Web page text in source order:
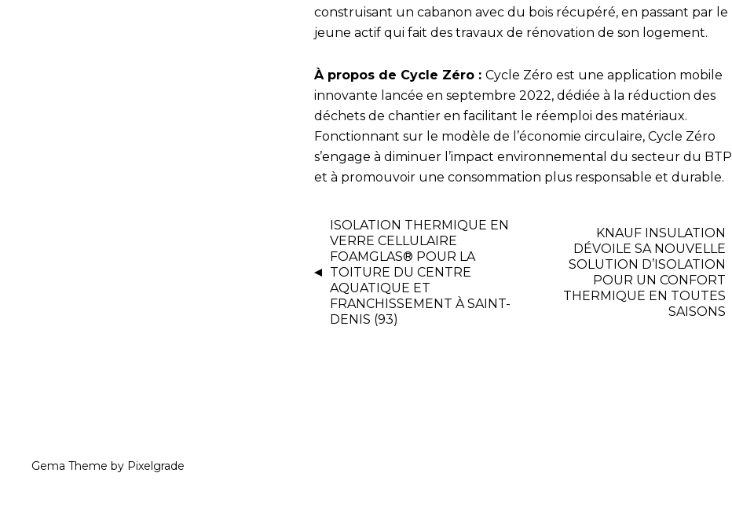
construisant un cabanon avec du bois récupéré, en passant par le
jeune actif qui fait des travaux de rénovation de son logement.
À propos de Cycle Zéro : Cycle Zéro est une application mobile
innovante lancée en septembre 2022, dédiée à la réduction des
déchets de chantier en facilitant le réemploi des matériaux.
Fonctionnant sur le modèle de l’économie circulaire, Cycle Zéro
s’engage à diminuer l’impact environnemental du secteur du BTP
et à promouvoir une consommation plus responsable et durable.
ISOLATION THERMIQUE EN
VERRE CELLULAIRE
FOAMGLAS® POUR LA
TOITURE DU CENTRE
AQUATIQUE ET
FRANCHISSEMENT À SAINT-
DENIS (93)
KNAUF INSULATION
DÉVOILE SA NOUVELLE
SOLUTION D’ISOLATION
POUR UN CONFORT
THERMIQUE EN TOUTES
SAISONS
Gema Theme by Pixelgrade